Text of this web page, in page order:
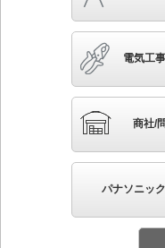
関連商品検索
件
電気工
商社/
パナソニック